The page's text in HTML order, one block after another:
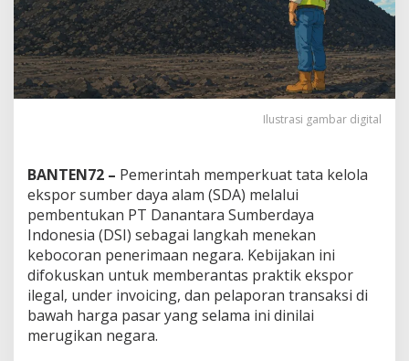
Ilustrasi gambar digital
BANTEN72 – Pemerintah memperkuat tata kelola
ekspor sumber daya alam (SDA) melalui
pembentukan PT Danantara Sumberdaya
Indonesia (DSI) sebagai langkah menekan
kebocoran penerimaan negara. Kebijakan ini
difokuskan untuk memberantas praktik ekspor
ilegal, under invoicing, dan pelaporan transaksi di
bawah harga pasar yang selama ini dinilai
merugikan negara.